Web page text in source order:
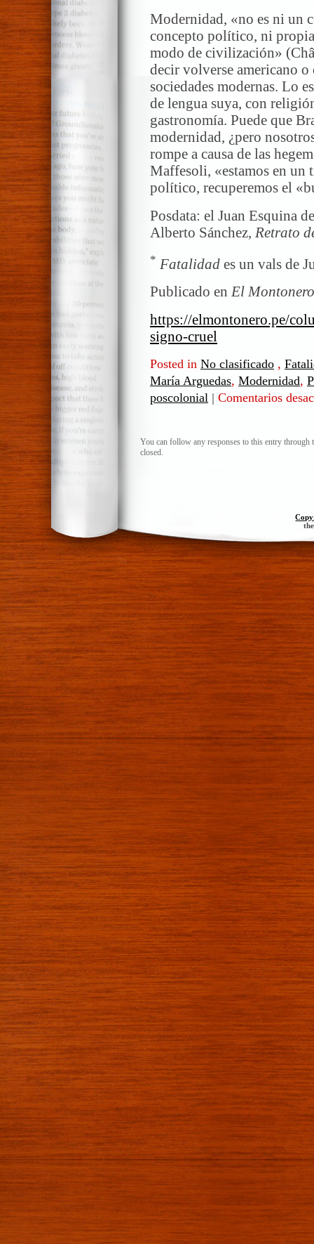
Modernidad, «no es ni un
concepto político, ni
modo de civilización»
decir volverse americano
sociedades modernas. Lo
de lengua suya, con
gastronomía. Puede que
modernidad, ¿pero
rompe a causa de las
Maffesoli, «estamos en un
político, recuperemos el
Posdata: el Juan Esquina
Alberto Sánchez, Retrato
* Fatalidad es un vals de
Publicado en El Montonero
https://elmontonero.pe/
signo-cruel
Posted in No clasificado ,
María Arguedas, Modernidad,
poscolonial | Comentarios
You can follow any responses to this entry through
closed.